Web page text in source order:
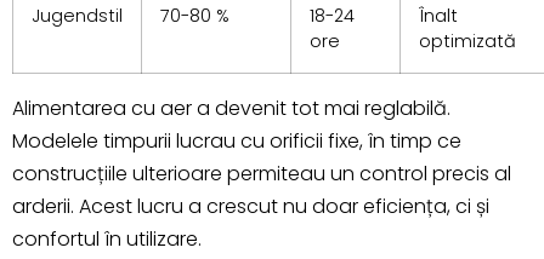
Jugendstil 70-80 %
18-24
ore
Înalt
optimizată
Alimentarea cu aer a devenit tot mai reglabilă.
Modelele timpurii lucrau cu orificii fixe, în timp ce
construcțiile ulterioare permiteau un control precis al
arderii. Acest lucru a crescut nu doar eficiența, ci și
confortul în utilizare.